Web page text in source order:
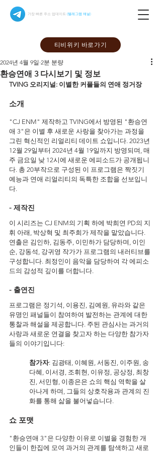
가장 빠른 주소 업데이트 (텔레그램 채널)
티비위키 바로가기
환승연애 3 다시보기 및 정보
2024년 4월 9일 2분 분량
TVING 오리지널: 이별한 커플들의 연애 정거장
소개
"CJ ENM" 제작하고 TVING에서 방영된 "환승연
애 3"은 이별 후 새로운 사랑을 찾아가는 과정을
그린 혁신적인 리얼리티 데이트 쇼입니다. 2023년
12월 29일부터 2024년 4월 19일까지 방영되며, 매
주 금요일 낮 12시에 새로운 에피소드가 공개됩니
다. 총 20부작으로 구성된 이 프로그램은 짝짓기
예능과 연애 리얼리티의 독특한 조합을 선보입니
다.
- 제작진
이 시리즈는 CJ ENM의 기획 하에 박희연 PD의 지
휘 아래, 박상혁 및 최주희가 제작을 맡았습니다.
연출은 김인하, 김동주, 이민하가 담당하며, 이인
순, 강동석, 강귀영 작가가 프로그램의 내러티브를
구성합니다. 최정인이 음악을 담당하여 각 에피소
드의 감성적 깊이를 더합니다.
- 출연진
프로그램은 정기석, 이용진, 김예원, 유라와 같은
유명인 패널들이 참여하여 발전하는 관계에 대한
통찰과 해설을 제공합니다. 주된 관심사는 과거의
사랑과 새로운 연결을 찾고자 하는 다양한 참가자
들의 이야기입니다:
참가자: 김광태, 이혜원, 서동진, 이주원, 송
다혜, 이서경, 조휘현, 이유정, 공상정, 최창
진, 서민형, 이종은은 쇼의 핵심 역학을 살
아나게 하며, 그들의 상호작용과 관계의 진
화를 통해 삶을 불어넣습니다.
쇼 포맷
"환승연애 3"은 다양한 이유로 이별을 경험한 개
인들이 한집에 모여 과거의 관계를 탐색하고 새로